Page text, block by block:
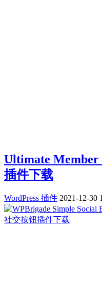
Ultimate Member
插件下载
WordPress 插件 2021-12-30